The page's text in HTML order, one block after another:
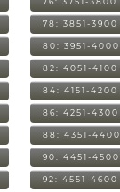
78: 3851-3900
80: 3951-4000
82: 4051-4100
84: 4151-4200
86: 4251-4300
88: 4351-4400
90: 4451-4500
92: 4551-4600